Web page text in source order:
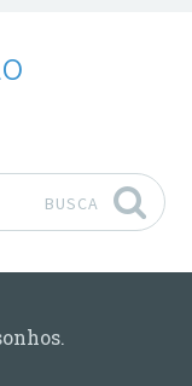
BUSCA